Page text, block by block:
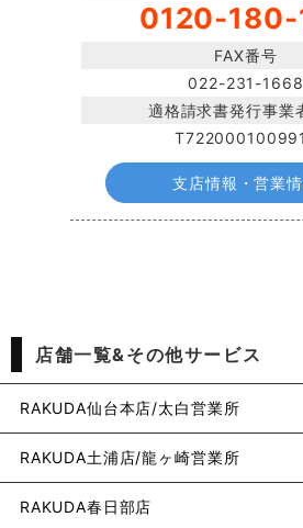
0120-180-
FAX番号
022-231-1668
適格請求書発行事業
支店情報・営業
店舗一覧&その他サービス
RAKUDA仙台本店/太白営業所
RAKUDA土浦店/龍ヶ崎営業所
RAKUDA春日部店